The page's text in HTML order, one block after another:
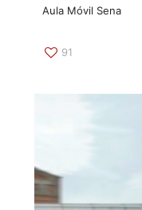
A​ula Móvil Sena
91